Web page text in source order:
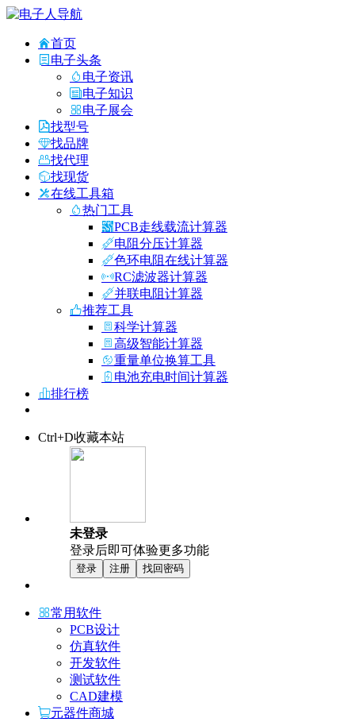
首页
电子头条
电子资讯
电子知识
电子展会
找型号
找品牌
找代理
找现货
在线工具箱
热门工具
PCB走线载流计算器
电阻分压计算器
色环电阻在线计算器
RC滤波器计算器
并联电阻计算器
推荐工具
科学计算器
高级智能计算器
重量单位换算工具
电池充电时间计算器
排行榜
Ctrl+D收藏本站
未登录
登录后即可体验更多功能
登录 注册 找回密码
常用软件
PCB设计
仿真软件
开发软件
测试软件
CAD建模
元器件商城